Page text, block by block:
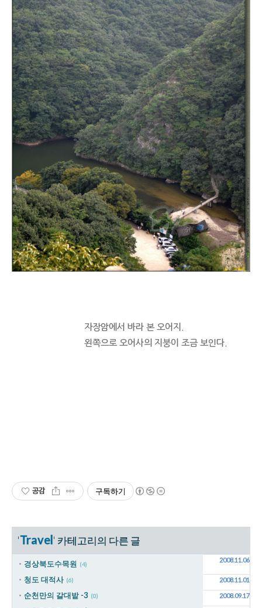
자장암에서 바라 본 오어지.
왼쪽으로 오어사의 지붕이 조금 보인다.
공감 구독하기
'Travel' 카테고리의 다른 글
경상북도수목원 (4)
2008.11.06
청도 대적사 (6) 2008.11.01
순천만의 갈대밭 -3 (0) 2008.09.17